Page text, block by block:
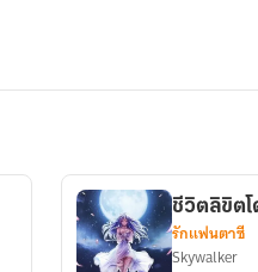
ชีวิตลิขิตโ
รักแฟนตาซี
Skywalker